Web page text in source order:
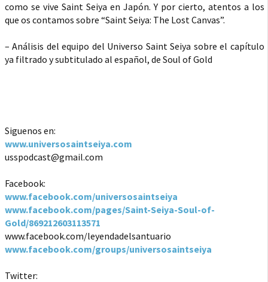
como se vive Saint Seiya en Japón. Y por cierto, atentos a los
que os contamos sobre “Saint Seiya: The Lost Canvas”.
– Análisis del equipo del Universo Saint Seiya sobre el capítulo
ya filtrado y subtitulado al español, de Soul of Gold
Siguenos en:
www.universosaintseiya.com
usspodcast@gmail.com
Facebook:
www.facebook.com/universosaintseiya
www.facebook.com/pages/Saint-Seiya-Soul-of-
Gold/869212603113571
www.facebook.com/leyendadelsantuario
www.facebook.com/groups/universosaintseiya
Twitter: